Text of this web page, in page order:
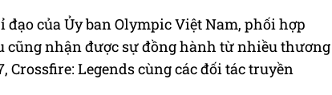
đạo của Ủy ban Olympic Việt Nam, phối hợp
cũng nhận được sự đồng hành từ nhiều thương
Legends cùng các đối tác truyền